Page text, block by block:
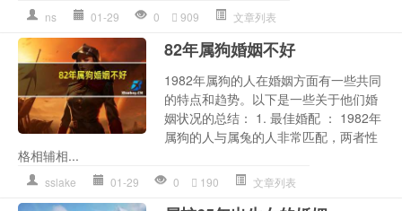
ns 01-29 0 909 文章列表
82年属狗婚姻不好
1982年属狗的人在婚姻方面有一些共同
的特点和趋势。以下是一些关于他们婚
姻状况的总结： 1. 最佳婚配 ： 1982年
属狗的人与属兔的人非常匹配，两者性
格相辅相...
sslake 01-29 0 190 文章列表